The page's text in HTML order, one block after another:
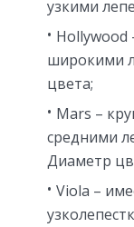
узкими
Hollywood
широкими
цвета;
Mars –
средними
Диаметр
Viola –